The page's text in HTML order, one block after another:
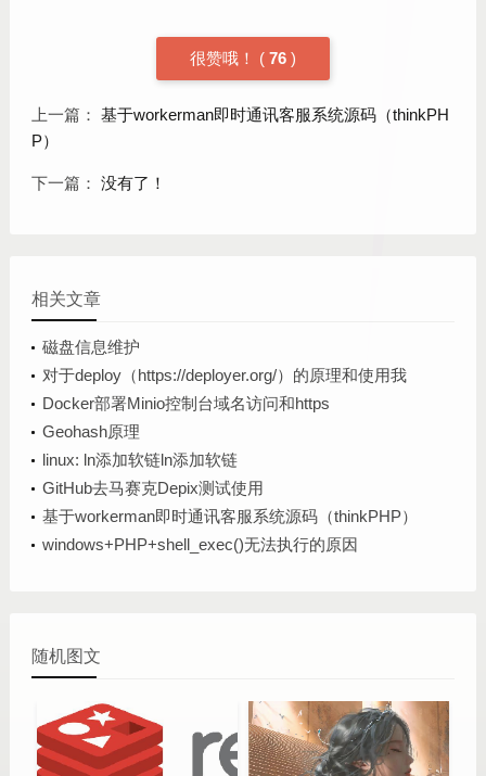
很赞哦！ (76 )
上一篇： 基于workerman即时通讯客服系统源码（thinkPH
P）
下一篇： 没有了！
相关文章
磁盘信息维护
对于deploy（https://deployer.org/）的原理和使用我
有多个问题想问，我现在使用的版本是7.3接下来我会
一个个问，你回答
Docker部署Minio控制台域名访问和https
Geohash原理
linux: ln添加软链ln添加软链
GitHub去马赛克Depix测试使用
基于workerman即时通讯客服系统源码（thinkPHP）
windows+PHP+shell_exec()无法执行的原因
随机图文